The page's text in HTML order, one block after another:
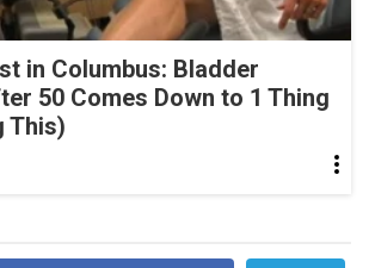
in Columbus: Bladder
50 Comes Down to 1 Thing
This)